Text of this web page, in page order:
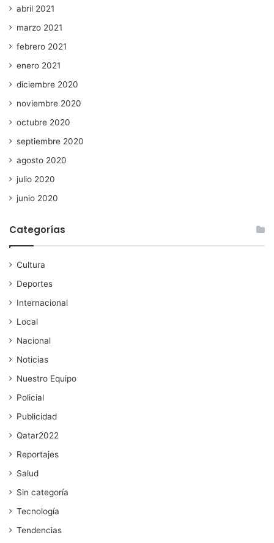
abril 2021
marzo 2021
febrero 2021
enero 2021
diciembre 2020
noviembre 2020
octubre 2020
septiembre 2020
agosto 2020
julio 2020
junio 2020
Categorías
Cultura
Deportes
Internacional
Local
Nacional
Noticias
Nuestro Equipo
Policial
Publicidad
Qatar2022
Reportajes
Salud
Sin categoría
Tecnología
Tendencias